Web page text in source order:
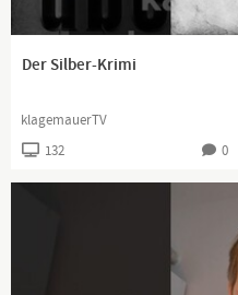
Der Silber-Krimi
klagemauerTV
132 0